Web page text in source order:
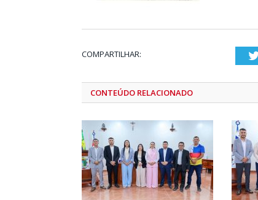
COMPARTILHAR:
CONTEÚDO RELACIONADO